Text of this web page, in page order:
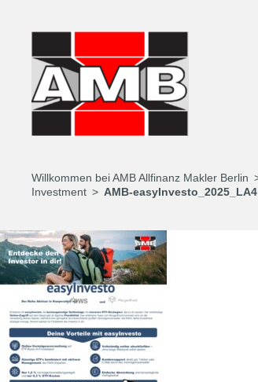
Willkommen bei AMB Allfinanz Makler Berlin
Investment
AMB-easyInvesto_2025_LA4